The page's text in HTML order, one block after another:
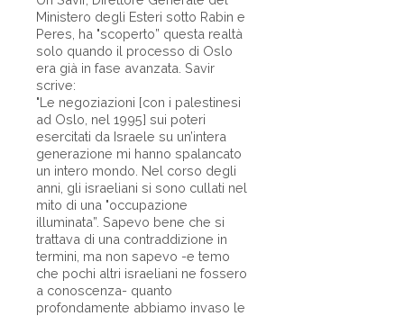
Ministero degli Esteri sotto Rabin e
Peres, ha "scoperto” questa realtà
solo quando il processo di Oslo
era già in fase avanzata. Savir
scrive:
"Le negoziazioni [con i palestinesi
ad Oslo, nel 1995] sui poteri
esercitati da Israele su un’intera
generazione mi hanno spalancato
un intero mondo. Nel corso degli
anni, gli israeliani si sono cullati nel
mito di una "occupazione
illuminata”. Sapevo bene che si
trattava di una contraddizione in
termini, ma non sapevo -e temo
che pochi altri israeliani ne fossero
a conoscenza- quanto
profondamente abbiamo invaso le